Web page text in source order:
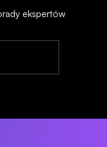
ekspertów